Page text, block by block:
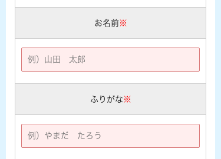
お名前※
ふりがな※